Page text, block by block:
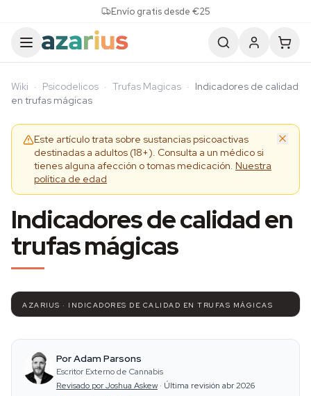
Envío gratis desde €25
Wiki · Psicodelicos · Trufas Magicas · Indicadores de calidad
en trufas mágicas
Este artículo trata sobre sustancias psicoactivas
destinadas a adultos (18+). Consulta a un médico si
tienes alguna afección o tomas medicación. Nuestra
política de edad
Indicadores de calidad en
trufas mágicas
AZARIUS · INDICADORES DE CALIDAD EN TRUFAS MÁGICAS
Por Adam Parsons
Escritor Externo de Cannabis
Revisado por Joshua Askew · Última revisión abr 2026